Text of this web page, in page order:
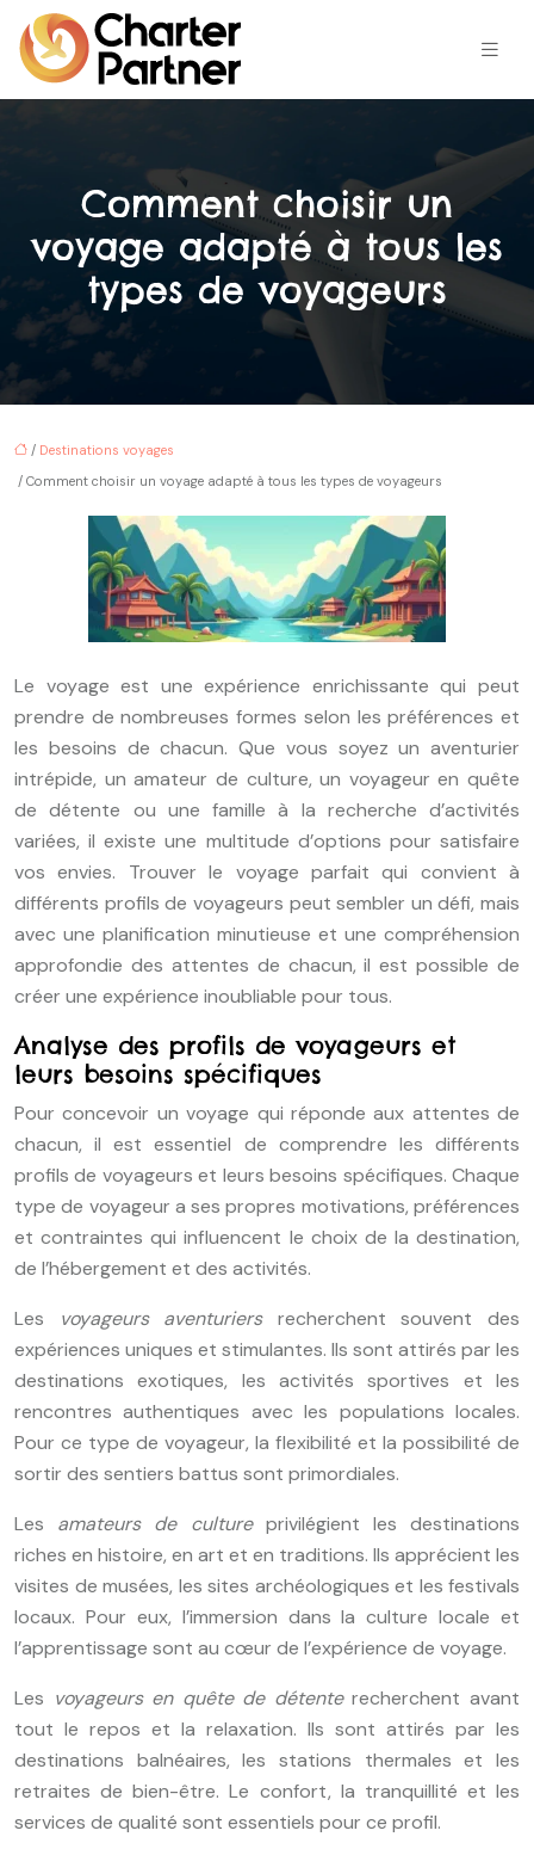
Comment choisir un
voyage adapté à tous les
types de voyageurs
/ Destinations voyages
/ Comment choisir un voyage adapté à tous les types de voyageurs
Le voyage est une expérience enrichissante qui peut
prendre de nombreuses formes selon les préférences et
les besoins de chacun. Que vous soyez un aventurier
intrépide, un amateur de culture, un voyageur en quête
de détente ou une famille à la recherche d’activités
variées, il existe une multitude d’options pour satisfaire
vos envies. Trouver le voyage parfait qui convient à
différents profils de voyageurs peut sembler un défi, mais
avec une planification minutieuse et une compréhension
approfondie des attentes de chacun, il est possible de
créer une expérience inoubliable pour tous.
Analyse des profils de voyageurs et
leurs besoins spécifiques
Pour concevoir un voyage qui réponde aux attentes de
chacun, il est essentiel de comprendre les différents
profils de voyageurs et leurs besoins spécifiques. Chaque
type de voyageur a ses propres motivations, préférences
et contraintes qui influencent le choix de la destination,
de l’hébergement et des activités.
Les
voyageurs aventuriers recherchent souvent des
expériences uniques et stimulantes. Ils sont attirés par les
destinations exotiques, les activités sportives et les
rencontres authentiques avec les populations locales.
Pour ce type de voyageur, la flexibilité et la possibilité de
sortir des sentiers battus sont primordiales.
Les amateurs de culture privilégient les destinations
riches en histoire, en art et en traditions. Ils apprécient les
visites de musées, les sites archéologiques et les festivals
locaux. Pour eux, l’immersion dans la culture locale et
l’apprentissage sont au cœur de l’expérience de voyage.
Les voyageurs en quête de détenterecherchent avant
tout le repos et la relaxation. Ils sont attirés par les
destinations balnéaires, les stations thermales et les
retraites de bien-être. Le confort, la tranquillité et les
services de qualité sont essentiels pour ce profil.